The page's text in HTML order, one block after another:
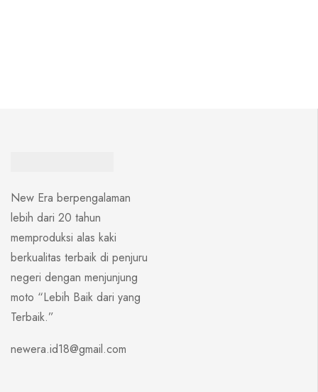
New Era berpengalaman
lebih dari 20 tahun
memproduksi alas kaki
berkualitas terbaik di penjuru
negeri dengan menjunjung
moto “Lebih Baik dari yang
Terbaik.”
newera.id18@gmail.com